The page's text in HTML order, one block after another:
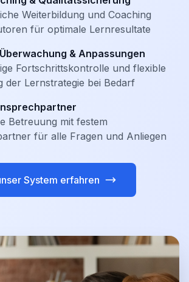
Weiterbildung und Coaching
für optimale Lernresultate
& Anpassungen
Fortschrittskontrolle und flexible
der Lernstrategie bei Bedarf
Betreuung mit festem
für alle Fragen und Anliegen
System erfahren